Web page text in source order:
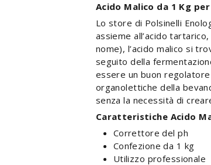
Acido Malico da 1 Kg
Lo store di Polsinelli
assieme all’acido
nome), l’acido malico si
seguito della
essere un buon
organolettiche della
senza la necessità di
Caratteristiche Acido
Correttore del ph
Confezione da 1 kg
Utilizzo professionale